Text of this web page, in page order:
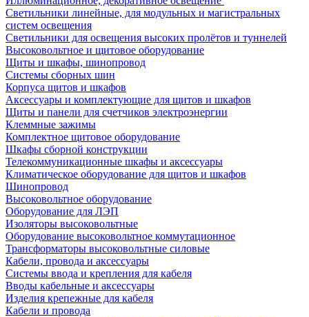
Светильники линейные, для модульных и магистральных
систем освещения
Светильники для освещения высоких пролётов и туннелей
Высоковольтное и щитовое оборудование
Щиты и шкафы, шинопровод
Системы сборных шин
Корпуса щитов и шкафов
Аксессуары и комплектующие для щитов и шкафов
Щиты и панели для счетчиков электроэнергии
Клеммные зажимы
Комплектное щитовое оборудование
Шкафы сборной конструкции
Телекоммуникационные шкафы и аксессуары
Климатическое оборудование для щитов и шкафов
Шинопровод
Высоковольтное оборудование
Оборудование для ЛЭП
Изоляторы высоковольтные
Оборудование высоковольтное коммутационное
Трансформаторы высоковольтные силовые
Кабели, провода и аксессуары
Системы ввода и крепления для кабеля
Вводы кабельные и аксессуары
Изделия крепежные для кабеля
Кабели и провода